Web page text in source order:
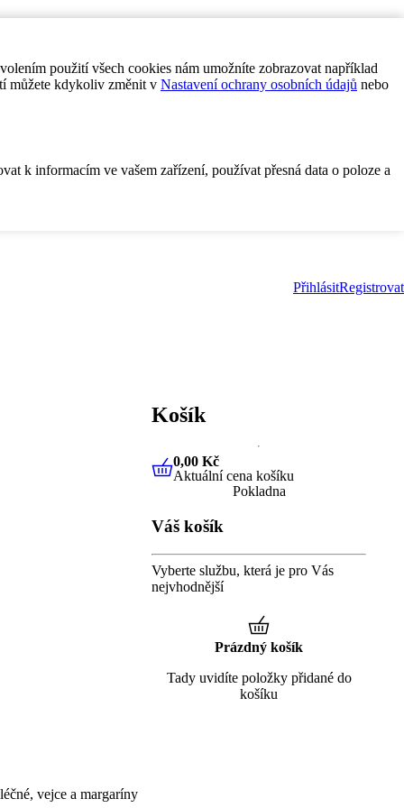
použití všech cookies nám umožníte zobrazovat například
můžete kdykoliv změnit v Nastavení ochrany osobních údajů nebo
k informacím ve vašem zařízení, používat přesná data o poloze a
PřihlásitRegistrovat
vejce a margaríny
Košík
0,00 KčAktuální cena košíku
0,00 Kč
Aktuální cena košíku
Pokladna
Váš košík
Vyberte službu, která je pro Vás
nejvhodnější
Prázdný košík
Tady uvidíte položky přidané do
košíku